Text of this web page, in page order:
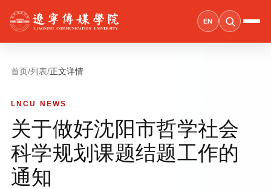
EN
首页/列表/正文详情
LNCU NEWS
关于做好沈阳市哲学社会
科学规划课题结题工作的
通知